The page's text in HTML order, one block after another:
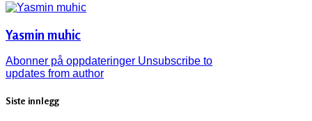
Yasmin muhic
Abonner på oppdateringer Unsubscribe to
updates from author
Siste innlegg